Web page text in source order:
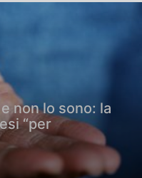
non lo sono: la
“per